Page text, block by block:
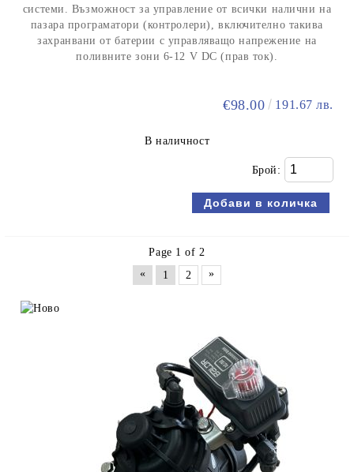
системи. Възможност за управление от всички налични на
пазара програматори (контролери), включително такива
захранвани от батерии с управляващо напрежение на
поливните зони 6-12 V DC (прав ток).
€98.00 191.67 лв.
В наличност
Брой:
Page 1 of 2
«
1 2 »